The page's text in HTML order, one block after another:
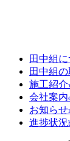
田中組
田中組
施工紹介
会社案内
お知らせ
進捗状況